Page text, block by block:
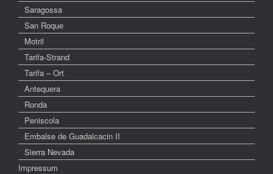
Saragossa
San Roque
Motril
Tarifa-Strand
Tarifa – Ort
Antequera
Ronda
Peniscola
Embalse de Guadalcacin II
Sierra Nevada
Impressum